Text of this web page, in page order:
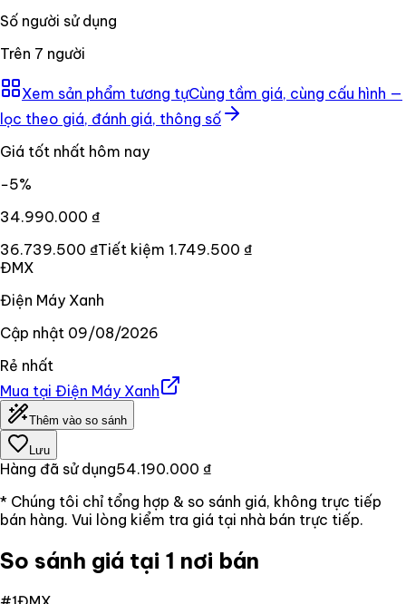
Số người sử dụng
Trên 7 người
Xem sản phẩm tương tựCùng tầm giá, cùng cấu hình —
lọc theo giá, đánh giá, thông số
Giá tốt nhất hôm nay
−5%
34.990.000 ₫
36.739.500 ₫Tiết kiệm 1.749.500 ₫
ĐMX
Điện Máy Xanh
Cập nhật 09/08/2026
Rẻ nhất
Mua tại Điện Máy Xanh
Thêm vào so sánh
Lưu
Hàng đã sử dụng54.190.000 ₫
* Chúng tôi chỉ tổng hợp & so sánh giá, không trực tiếp
bán hàng. Vui lòng kiểm tra giá tại nhà bán trực tiếp.
So sánh giá tại 1 nơi bán